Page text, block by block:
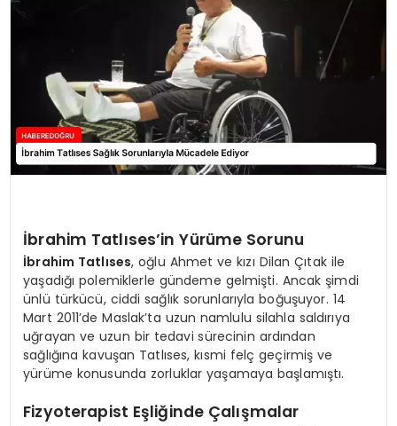
MAGAZİN
SAĞLIK
YAŞAM
İbrahim Tatlıses’in Yürüme Sorunu
İbrahim Tatlıses, oğlu Ahmet ve kızı Dilan Çıtak ile
yaşadığı polemiklerle gündeme gelmişti. Ancak şimdi
ünlü türkücü, ciddi sağlık sorunlarıyla boğuşuyor. 14
Mart 2011’de Maslak’ta uzun namlulu silahla saldırıya
uğrayan ve uzun bir tedavi sürecinin ardından
sağlığına kavuşan Tatlıses, kısmi felç geçirmiş ve
yürüme konusunda zorluklar yaşamaya başlamıştı.
Fizyoterapist Eşliğinde Çalışmalar